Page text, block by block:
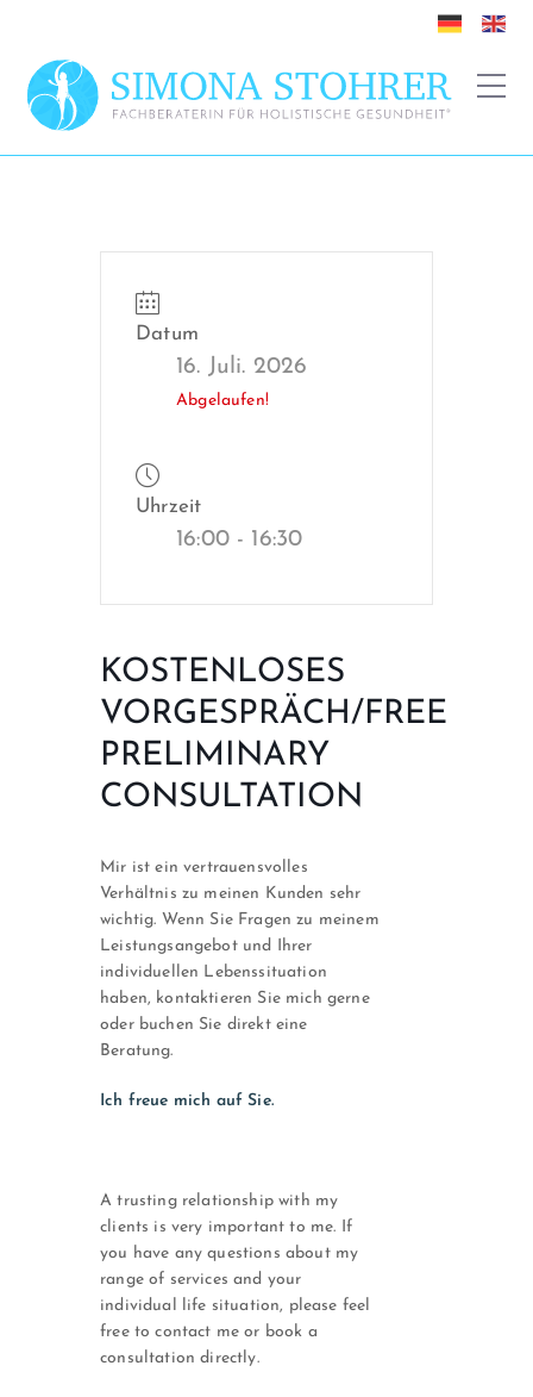
Datum
16. Juli. 2026
Abgelaufen!
Uhrzeit
16:00 - 16:30
KOSTENLOSES
VORGESPRÄCH/FREE
PRELIMINARY
CONSULTATION
Mir ist ein vertrauensvolles
Verhältnis zu meinen Kunden sehr
wichtig. Wenn Sie Fragen zu meinem
Leistungsangebot und Ihrer
individuellen Lebenssituation
haben, kontaktieren Sie mich gerne
oder buchen Sie direkt eine
Beratung.
Ich freue mich auf Sie.
A trusting relationship with my
clients is very important to me. If
you have any questions about my
range of services and your
individual life situation, please feel
free to contact me or book a
consultation directly.